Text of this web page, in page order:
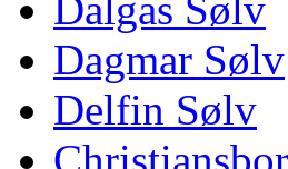
Dagmar Sølv
Delfin Sølv